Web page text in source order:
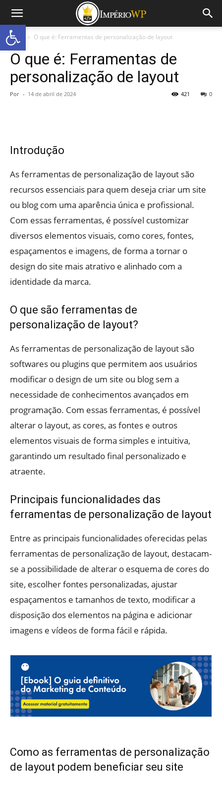
Início O que é: Ferramentas de personalização de layout
O que é: Ferramentas de
personalização de layout
Por - 14 de abril de 2024 0
421
Introdução
As ferramentas de personalização de layout são
recursos essenciais para quem deseja criar um site
ou blog com uma aparência única e profissional.
Com essas ferramentas, é possível customizar
diversos elementos visuais, como cores, fontes,
espaçamentos e imagens, de forma a tornar o
design do site mais atrativo e alinhado com a
identidade da marca.
O que são ferramentas de
personalização de layout?
As ferramentas de personalização de layout são
softwares ou plugins que permitem aos usuários
modificar o design de um site ou blog sem a
necessidade de conhecimentos avançados em
programação. Com essas ferramentas, é possível
alterar o layout, as cores, as fontes e outros
elementos visuais de forma simples e intuitiva,
garantindo um resultado final personalizado e
atraente.
Principais funcionalidades das
ferramentas de personalização de layout
Entre as principais funcionalidades oferecidas pelas
ferramentas de personalização de layout, destacam-
se a possibilidade de alterar o esquema de cores do
site, escolher fontes personalizadas, ajustar
espaçamentos e tamanhos de texto, modificar a
disposição dos elementos na página e adicionar
imagens e vídeos de forma fácil e rápida.
Como as ferramentas de personalização
de layout podem beneficiar seu site
Abrir a barra de ferramentas